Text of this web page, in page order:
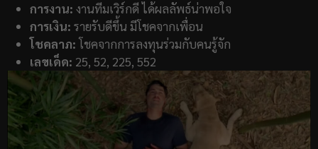
การงาน: งานทีมเวิร์กดี ได้ผลลัพธ์น่าพอใจ
การเงิน: รายรับดีขึ้น มีโชคจากเพื่อน
โชคลาภ: โชคจากการลงทุนร่วมกับคนรู้จัก
เลขเด็ด: 25, 52, 225, 552